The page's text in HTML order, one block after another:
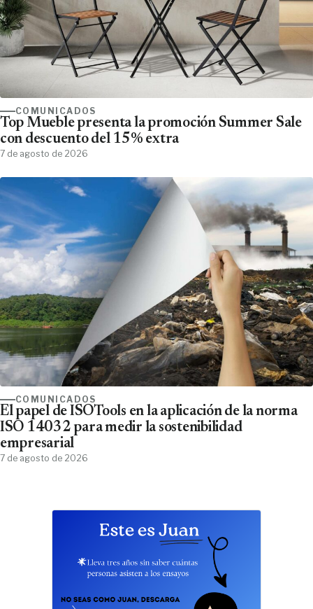
COMUNICADOS
Top Mueble presenta la promoción Summer Sale
con descuento del 15% extra
7 de agosto de 2026
COMUNICADOS
El papel de ISOTools en la aplicación de la norma
ISO 14032 para medir la sostenibilidad
empresarial
7 de agosto de 2026